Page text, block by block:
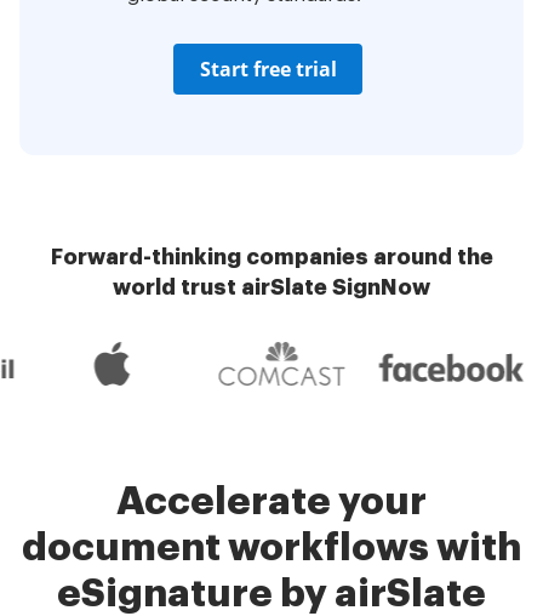
Start free trial
Forward-thinking companies around the
world trust airSlate SignNow
Accelerate your
document workflows with
eSignature by airSlate